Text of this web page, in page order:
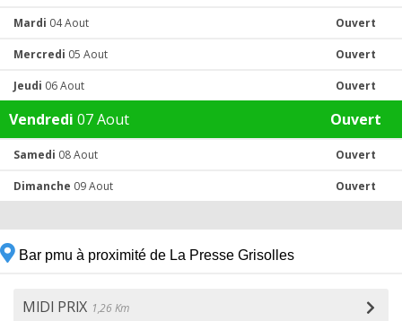
Mardi 04 Aout Ouvert
Mercredi 05 Aout Ouvert
Jeudi 06 Aout Ouvert
Vendredi 07 Aout Ouvert
Samedi 08 Aout Ouvert
Dimanche 09 Aout Ouvert
Bar pmu à proximité de La Presse Grisolles
MIDI PRIX 1,26 Km